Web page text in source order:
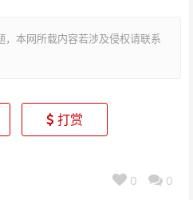
本网所载内容若涉及侵权请联系
打赏
0 0